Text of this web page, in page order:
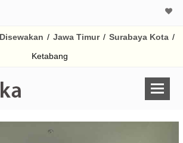
/ Jawa Timur / Surabaya Kota /
Ketabang